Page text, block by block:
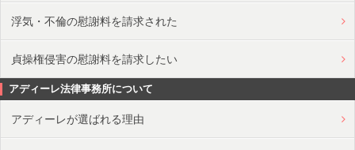
浮気・不倫の慰謝料を請求された
貞操権侵害の慰謝料を請求したい
アディーレ法律事務所について
アディーレが選ばれる理由